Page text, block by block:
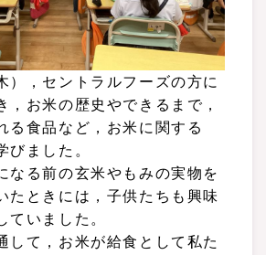
），セントラルフーズの方に
，お米の歴史やできるまで，
る食品など，お米に関する
びました。
なる前の玄米やもみの実物を
たときには，子供たちも興味
ていました。
して，お米が給食として私た